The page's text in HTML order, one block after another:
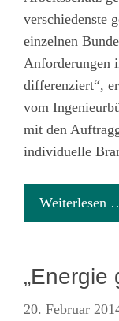
verschiedenste
einzelnen
Anforderungen
differenziert“,
vom
mit den
individuelle
Weiterlesen
„Energie
20. Februar